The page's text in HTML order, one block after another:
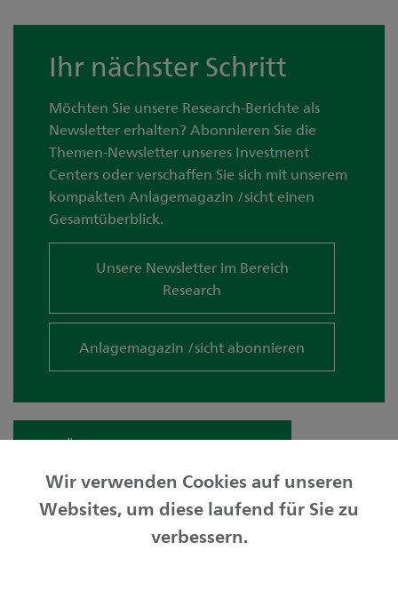
Ihr nächster Schritt
Möchten Sie unsere Research-Berichte als
Newsletter erhalten? Abonnieren Sie die
Themen-Newsletter unseres Investment
Centers oder verschaffen Sie sich mit unserem
kompakten Anlagemagazin /sicht einen
Gesamtüberblick.
Unsere Newsletter im Bereich
Research
Anlagemagazin /sicht abonnieren
Zur Übersicht «Meine Anlagewelt»
Privatkunden
Wir verwenden Cookies auf unseren
Websites, um diese laufend für Sie zu
verbessern.